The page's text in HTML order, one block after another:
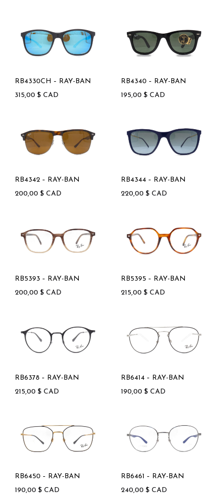
RB4330CH – RAY-BAN
315,00 $ CAD
RB4340 – RAY-BAN
195,00 $ CAD
RB4342 – RAY-BAN
200,00 $ CAD
RB4344 – RAY-BAN
220,00 $ CAD
RB5393 – RAY-BAN
200,00 $ CAD
RB5395 – RAY-BAN
215,00 $ CAD
RB6378 – RAY-BAN
215,00 $ CAD
RB6414 – RAY-BAN
190,00 $ CAD
RB6450 – RAY-BAN
190,00 $ CAD
RB6461 – RAY-BAN
240,00 $ CAD